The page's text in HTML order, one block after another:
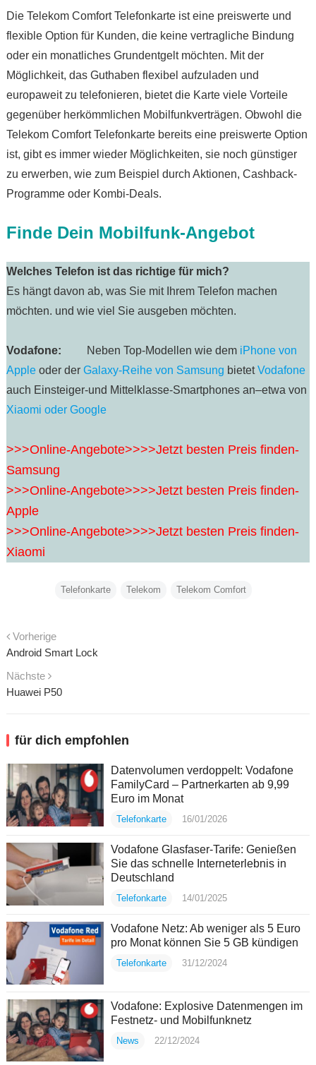
Die Telekom Comfort Telefonkarte ist eine preiswerte und
flexible Option für Kunden, die keine vertragliche Bindung
oder ein monatliches Grundentgelt möchten. Mit der
Möglichkeit, das Guthaben flexibel aufzuladen und
europaweit zu telefonieren, bietet die Karte viele Vorteile
gegenüber herkömmlichen Mobilfunkverträgen. Obwohl die
Telekom Comfort Telefonkarte bereits eine preiswerte Option
ist, gibt es immer wieder Möglichkeiten, sie noch günstiger
zu erwerben, wie zum Beispiel durch Aktionen, Cashback-
Programme oder Kombi-Deals.
Finde Dein Mobilfunk-Angebot
Welches Telefon ist das richtige für mich?
Es hängt davon ab, was Sie mit Ihrem Telefon machen
möchten. und wie viel Sie ausgeben möchten.
Vodafone: Neben Top-Modellen wie dem iPhone von
Appleoder der Galaxy-Reihe von Samsung bietetVodafone
auch Einsteiger-und Mittelklasse-Smartphones an–etwa von
Xiaomi oder Google
>>>Online-Angebote>>>>Jetzt besten Preis finden-
Samsung
>>>Online-Angebote>>>>Jetzt besten Preis finden-
Apple
>>>Online-Angebote>>>>Jetzt besten Preis finden-
Xiaomi
Telefonkarte Telekom Telekom Comfort
Vorherige
Android Smart Lock
Nächste
Huawei P50
für dich empfohlen
Datenvolumen verdoppelt: Vodafone
FamilyCard – Partnerkarten ab 9,99
Euro im Monat
Telefonkarte 16/01/2026
Vodafone Glasfaser-Tarife: Genießen
Sie das schnelle Interneterlebnis in
Deutschland
Telefonkarte 14/01/2025
Vodafone Netz: Ab weniger als 5 Euro
pro Monat können Sie 5 GB kündigen
Telefonkarte 31/12/2024
Vodafone: Explosive Datenmengen im
Festnetz- und Mobilfunknetz
News 22/12/2024